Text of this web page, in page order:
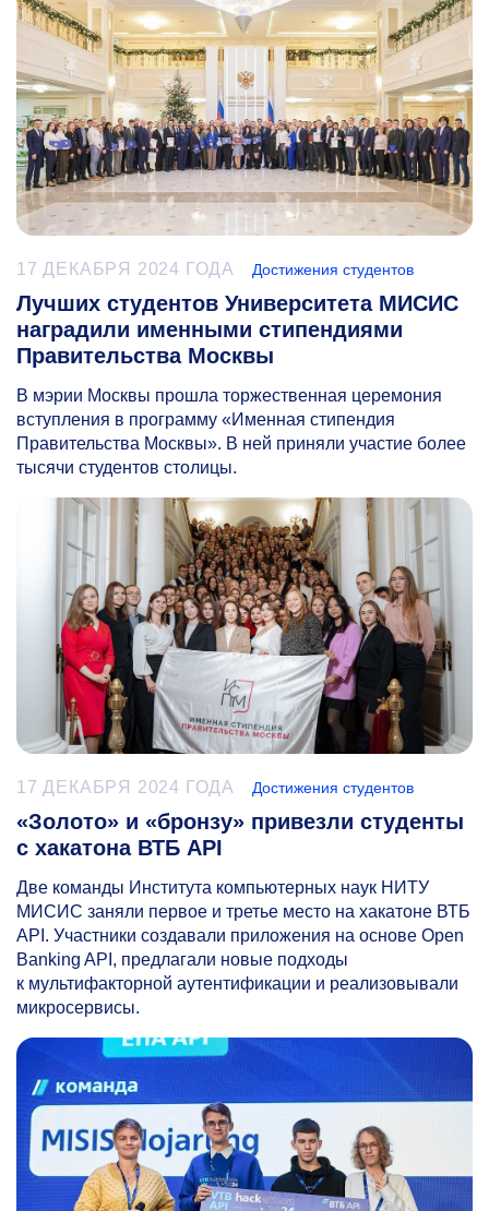
17 ДЕКАБРЯ 2024 ГОДА Достижения студентов
Лучших студентов Университета МИСИС
наградили именными стипендиями
Правительства Москвы
В мэрии Москвы прошла торжественная церемония
вступления в программу «Именная стипендия
Правительства Москвы». В ней приняли участие более
тысячи студентов столицы.
17 ДЕКАБРЯ 2024 ГОДА Достижения студентов
«Золото» и «бронзу» привезли студенты
с хакатона ВТБ API
Две команды Института компьютерных наук НИТУ
МИСИС заняли первое и третье место на хакатоне ВТБ
API. Участники создавали приложения на основе Open
Banking API, предлагали новые подходы
к мультифакторной аутентификации и реализовывали
микросервисы.